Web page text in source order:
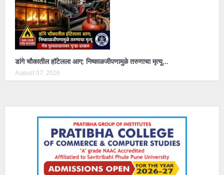
डांगे चौकातील हॉटेलला आग; निष्काळजीपणामुळे तरुणाचा मृत्यू…
August 07, 2026